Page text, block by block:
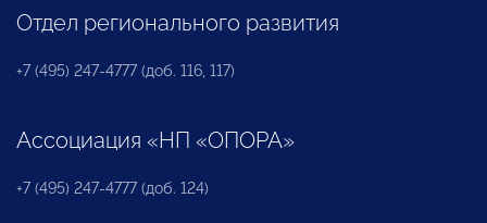
Отдел регионального развития
+7 (495) 247-4777 (доб. 116, 117)
Ассоциация «НП «ОПОРА»
+7 (495) 247-4777 (доб. 124)